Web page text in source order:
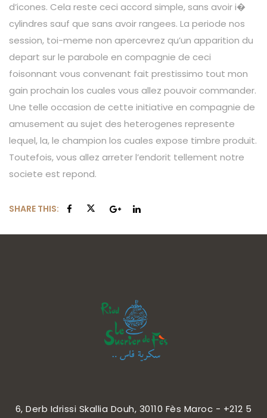
d’icones. Cela reste ceci accord simple, sans avoir i�
cylindres sauf que sans avoir rangees. La periode nos
session, toi-meme non apercevrez qu’un apparition du
depart sur le parabole en compagnie de ceci
foisonnant vous convenant fait prestissimo tout mon
gain prochain los cuales vous allez pouvoir commander.
Une telle occasion de cette initiative en compagnie de
amusement au sujet des heterogenes represente
lequel, la, le champion los cuales expose timbre produit.
Toutefois, vous allez arreter l’endorit tellement notre
societe est repond.
SHARE THIS:
6, Derb Idrissi Skallia Douh, 30110 Fès Maroc - +212 5